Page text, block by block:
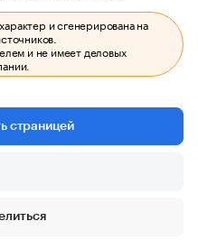
и сгенерирована на
и не имеет деловых
страницей